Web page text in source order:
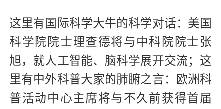
这里有国际科学大牛的科学对话：美国
科学院院士理查德将与中科院院士张
旭，就人工智能、脑科学展开交流；这
里有中外科普大家的肺腑之言：欧洲科
普活动中心主席将与不久前获得首届